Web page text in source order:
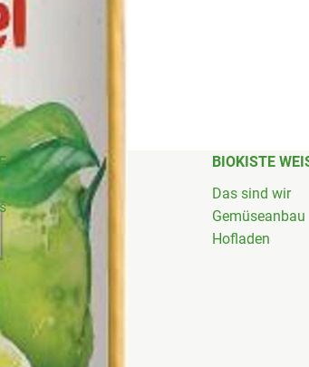
BIOKISTE
Das sind wir
Gemüseanbau
Hofladen